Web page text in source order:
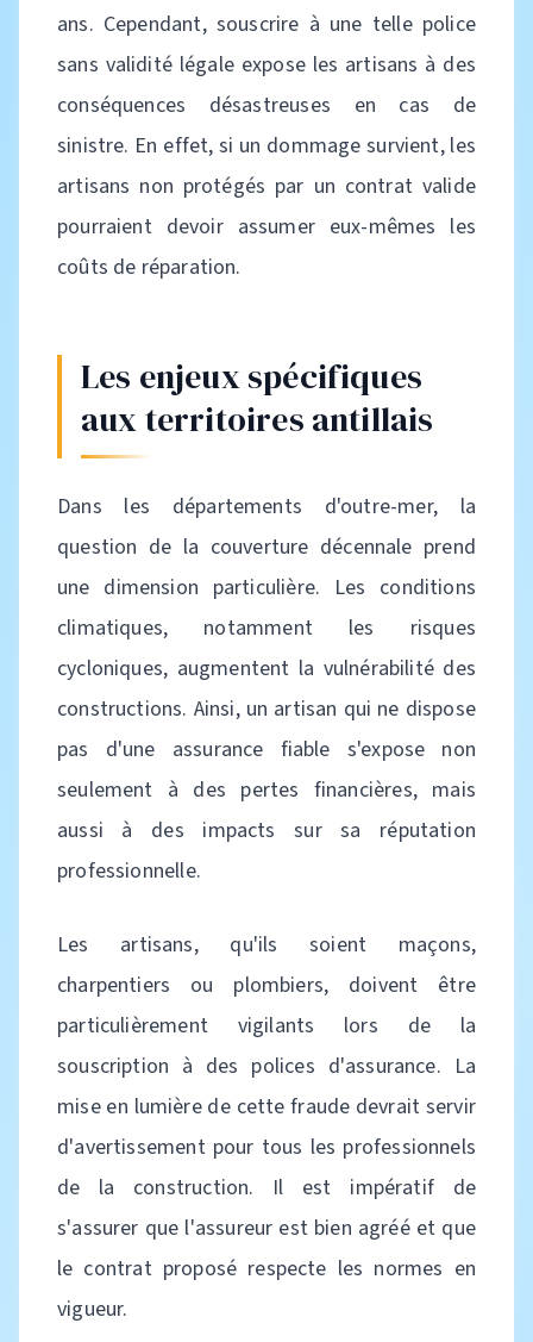
ans. Cependant, souscrire à une telle police
sans validité légale expose les artisans à des
conséquences désastreuses en cas de
sinistre. En effet, si un dommage survient, les
artisans non protégés par un contrat valide
pourraient devoir assumer eux-mêmes les
coûts de réparation.
Les enjeux spécifiques
aux territoires antillais
Dans les départements d'outre-mer, la
question de la couverture décennale prend
une dimension particulière. Les conditions
climatiques, notamment les risques
cycloniques, augmentent la vulnérabilité des
constructions. Ainsi, un artisan qui ne dispose
pas d'une assurance fiable s'expose non
seulement à des pertes financières, mais
aussi à des impacts sur sa réputation
professionnelle.
Les artisans, qu'ils soient maçons,
charpentiers ou plombiers, doivent être
particulièrement vigilants lors de la
souscription à des polices d'assurance. La
mise en lumière de cette fraude devrait servir
d'avertissement pour tous les professionnels
de la construction. Il est impératif de
s'assurer que l'assureur est bien agréé et que
le contrat proposé respecte les normes en
vigueur.